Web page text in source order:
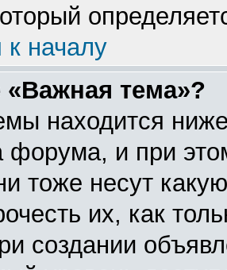
к началу
«Важная тема»?
находится
форума, и при
тоже несут
их, как
создании